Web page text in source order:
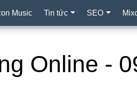
Music Tin tức SEO
Online -